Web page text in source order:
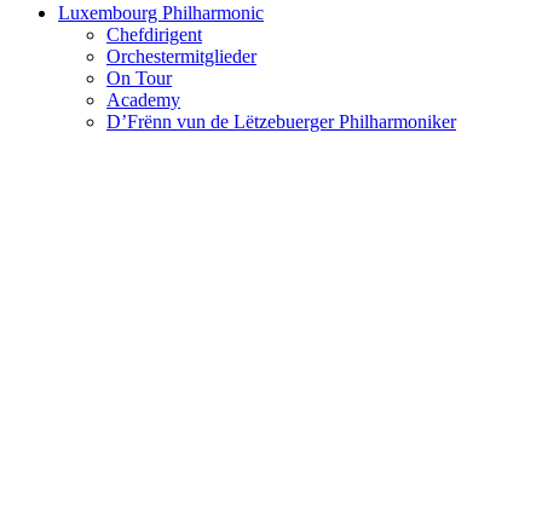
Luxembourg Philharmonic
Chefdirigent
Orchestermitglieder
On Tour
Academy
D’Frënn vun de Lëtzebuerger Philharmoniker